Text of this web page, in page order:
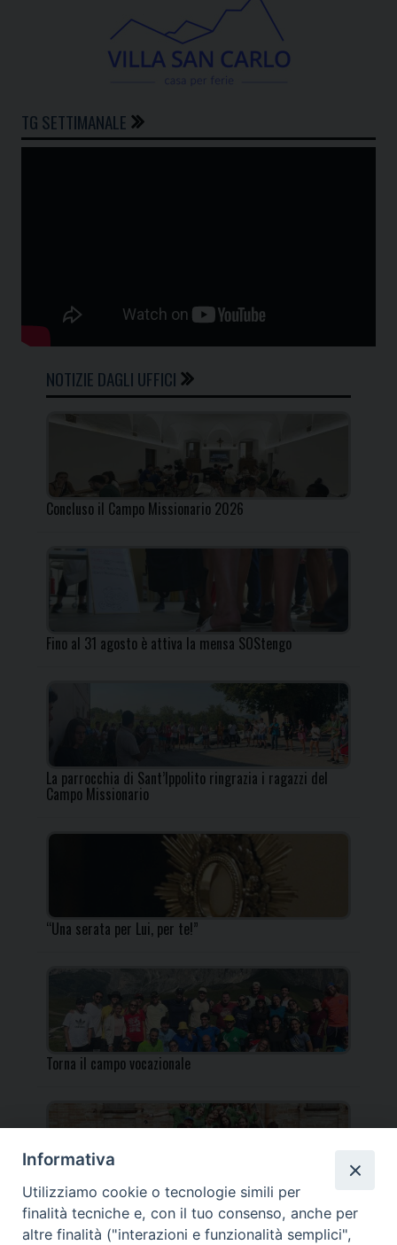
TG SETTIMANALE
NOTIZIE DAGLI UFFICI
Concluso il Campo Missionario 2026
Fino al 31 agosto è attiva la mensa SOStengo
La parrocchia di Sant’Ippolito ringrazia i ragazzi del
Campo Missionario
“Una serata per Lui, per te!”
Torna il campo vocazionale
Torna il Campo Missionario Diocesano
Informativa
Utilizziamo cookie o tecnologie simili per
finalità tecniche e, con il tuo consenso, anche per
altre finalità ("interazioni e funzionalità semplici",